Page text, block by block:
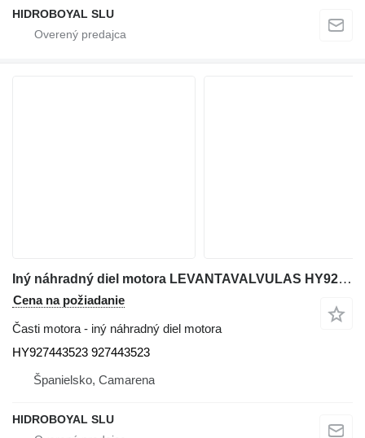
HIDROBOYAL SLU
Iný náhradný diel motora LEVANTAVALVULAS HY927443523 na terénneho žeriavu Liebherr LTM
Cena na požiadanie
Časti motora - iný náhradný diel motora
HY927443523 927443523
Španielsko, Camarena
HIDROBOYAL SLU